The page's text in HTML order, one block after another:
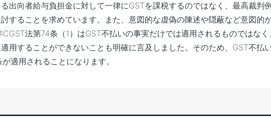
出向者給与負担金に対して一律にGSTを課税するのではなく、最高裁判
することを求めています。また、意図的な虚偽の陳述や隠蔽など意図的
法第74条（1）はGST不払いの事実だけでは適用されるものではな
用することができないことも明確に言及しました。そのため、GST不払
適用されることになります。